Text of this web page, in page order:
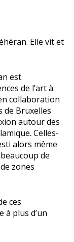
Elle vit et
est
de l’art à
collaboration
de Bruxelles
autour des
Celles-
alors même
de
zones
ces
plus d’un